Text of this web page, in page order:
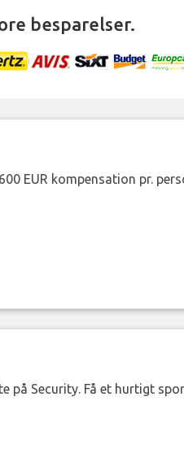
besparelser.
EUR kompensation pr.
på Security. Få et hurtigt